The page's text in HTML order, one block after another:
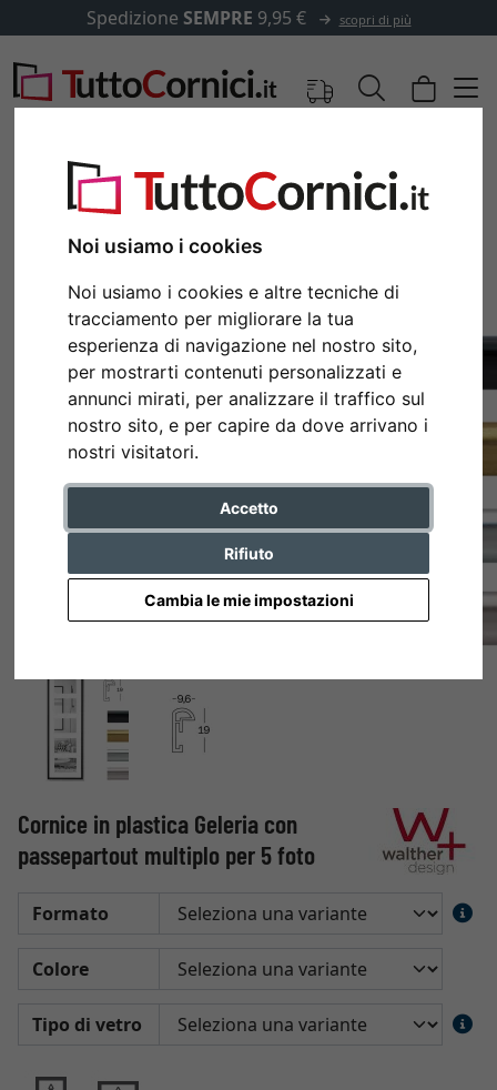
Noi usiamo i cookies
Noi usiamo i cookies e altre tecniche di
tracciamento per migliorare la tua
esperienza di navigazione nel nostro sito,
per mostrarti contenuti personalizzati e
annunci mirati, per analizzare il traffico sul
nostro sito, e per capire da dove arrivano i
nostri visitatori.
Accetto
Rifiuto
Cambia le mie impostazioni
Spedizione SEMPRE 9,95 € scopri di più
Indietro
Cornice in plastica Geleria con
passepartout multiplo per 5 foto
Formato
Colore
Tipo di vetro